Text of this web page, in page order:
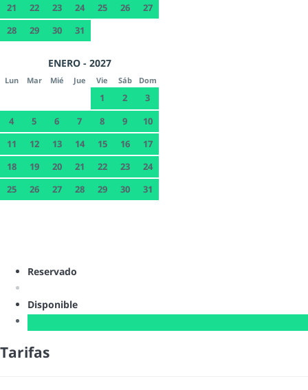
21
22 23 24 25 26
27
28
29 30 31
ENERO - 2027
Lun Mar Mié Jue Vie Sáb Dom
1 2
3
4
5 6 7 8 9
10
11
12 13 14 15 16
17
18
19 20 21 22 23
24
25
26 27 28 29 30 31
Reservado
Disponible
Tarifas